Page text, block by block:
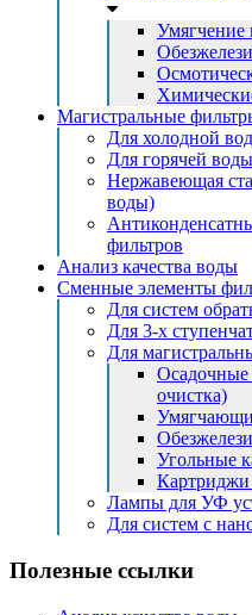
Умягчение
Магистральные
Для холодной
Для горячей воды
Нержавеющая
воды)
фильтров
Анализ качества воды
Сменные элементы
Для систем
Для 3-х
Для
Осадочные
очистка)
Угольные
Лампы для УФ
Для систем с
Полезные ссылки